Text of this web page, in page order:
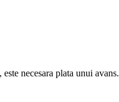
necesara plata unui avans.